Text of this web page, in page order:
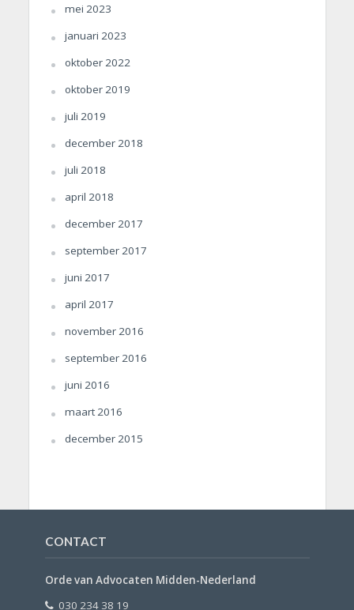
mei 2023
januari 2023
oktober 2022
oktober 2019
juli 2019
december 2018
juli 2018
april 2018
december 2017
september 2017
juni 2017
april 2017
november 2016
september 2016
juni 2016
maart 2016
december 2015
CONTACT
Orde van Advocaten Midden-Nederland
030 234 38 19